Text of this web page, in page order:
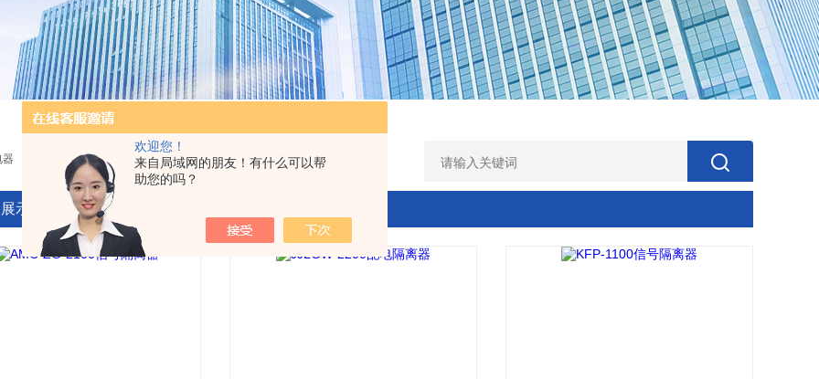
欢迎您！
来自局域网的朋友！有什么可以帮
助您的吗？
器
示